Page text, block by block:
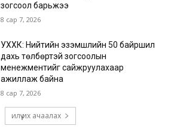
зогсоол барьжээ
8 сар 7, 2026
УХХК: Нийтийн эзэмшлийн 50 байршил
дахь төлбөртэй зогсоолын
менежментийг сайжруулахаар
ажиллаж байна
8 сар 7, 2026
илүү их ачаалах